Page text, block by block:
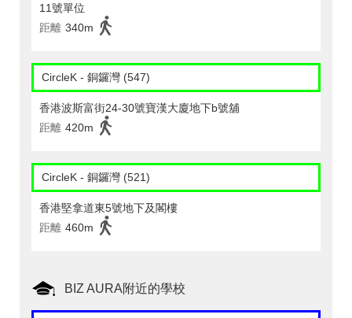
11號單位
距離 340m
CircleK - 銅鑼灣 (547)
香港波斯富街24-30號寶漢大廈地下b號舖
距離 420m
CircleK - 銅鑼灣 (521)
香港堅拿道東5號地下及閣樓
距離 460m
BIZ AURA附近的學校